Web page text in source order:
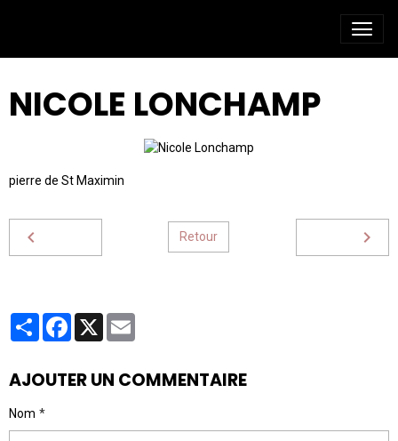
NICOLE LONCHAMP
pierre de St Maximin
Retour
PartagerFacebook
X
AJOUTER UN COMMENTAIRE
Nom